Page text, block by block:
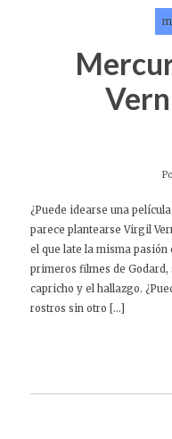
¿Puede idearse una
parece plantearse Virgil
el que late la misma
primeros filmes de
capricho y el hallazgo.
rostros sin otro […]